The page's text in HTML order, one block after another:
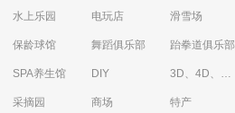
水上乐园 电玩店 滑雪场
保龄球馆 舞蹈俱乐部 跆拳道俱乐部
SPA养生馆 DIY 3D、4D、5D艺术体验馆
采摘园 商场 特产